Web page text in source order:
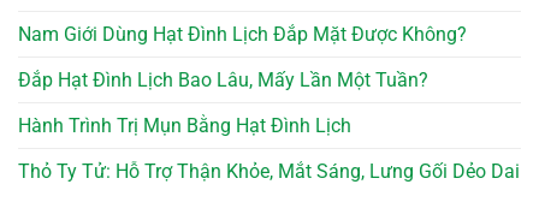
Nam Giới Dùng Hạt Đình Lịch Đắp Mặt Được Không?
Đắp Hạt Đình Lịch Bao Lâu, Mấy Lần Một Tuần?
Hành Trình Trị Mụn Bằng Hạt Đình Lịch
Thỏ Ty Tử: Hỗ Trợ Thận Khỏe, Mắt Sáng, Lưng Gối Dẻo Dai